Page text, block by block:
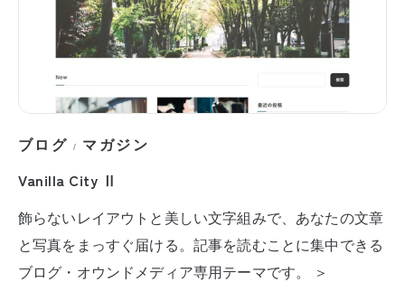
ブログ / マガジン
Vanilla City Ⅱ
飾らないレイアウトと美しい文字組みで、あなたの文章
と写真をまっすぐ届ける。記事を読むことに集中できる
ブログ・オウンドメディア専用テーマです。 ＞